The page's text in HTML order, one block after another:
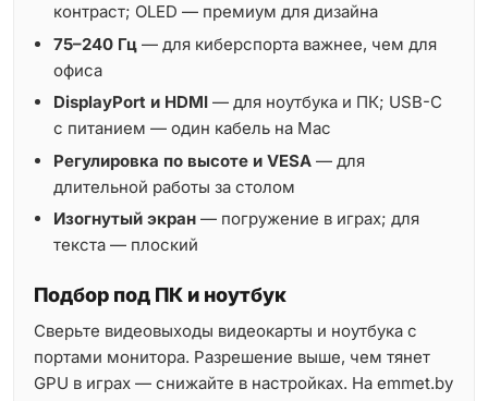
контраст; OLED — премиум для дизайна
75–240 Гц — для киберспорта важнее, чем для
офиса
DisplayPort и HDMI — для ноутбука и ПК; USB-C
с питанием — один кабель на Mac
Регулировка по высоте и VESA — для
длительной работы за столом
Изогнутый экран — погружение в играх; для
текста — плоский
Подбор под ПК и ноутбук
Сверьте видеовыходы видеокарты и ноутбука с
портами монитора. Разрешение выше, чем тянет
GPU в играх — снижайте в настройках. На emmet.by